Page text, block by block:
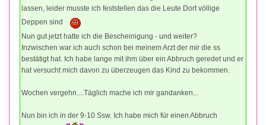
lassen, leider musste ich feststellen das die Leute Dort völlige
Deppen sind
Nun gut jetzt hatte ich die Bescheinigung - und weiter?
Inzwischen war ich auch schon bei meinem Arzt der mir die ss
bestätigt hat. Ich habe lange mit ihm über ein Abbruch geredet und er
hat versucht mich davon zu überzeugen das Kind zu bekommen.
Wochen vergehn....Täglich mache ich mir gandanken...
Nun bin ich in der 9-10 Ssw. Ich habe mich für einen Abbruch